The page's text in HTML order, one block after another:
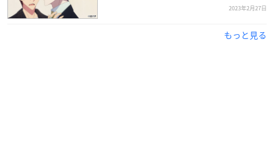
2023年2月27日
もっと見る